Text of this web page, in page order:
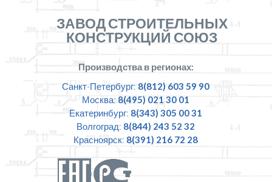
ЗАВОД СТРОИТЕЛЬНЫХ
КОНСТРУКЦИЙ СОЮЗ
Производства в регионах:
Санкт-Петербург: 8(812) 603 59 90
Москва: 8(495) 021 30 01
Екатеринбург: 8(343) 305 00 31
Волгоград: 8(844) 243 52 32
Красноярск: 8(391) 216 72 28